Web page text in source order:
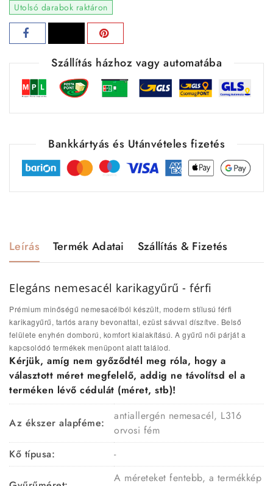
Utolsó darabok raktáron
Szállítás házhoz vagy automatába
Bankkártyás és Utánvételes fizetés
Leírás Termék Adatai Szállítás & Fizetés
Elegáns nemesacél karikagyűrű - férfi
Prémium minőségű nemesacélból készült, modern stílusú férfi
karikagyűrű, tartós arany bevonattal, ezüst sávval díszítve. Belső
felülete enyhén domború, komfort kialakítású. A gyűrű női párját a
kapcsolódó termékek menüpont alatt találod.
Kérjük, amíg nem győződtél meg róla, hogy a
választott méret megfelelő, addig ne távolítsd el a
terméken lévő cédulát (méret, stb)!
Az ékszer alapféme:
antiallergén nemesacél, L316
orvosi fém
Kő típusa:
-
A méreteket fentebb, a termékkép